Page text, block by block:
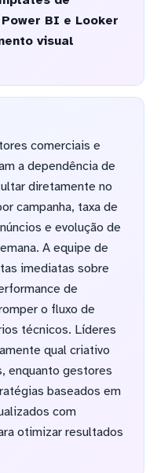
BI e Looker
visual
comerciais e
a dependência de
diretamente no
campanha, taxa de
e evolução de
A equipe de
imediatas sobre
de
o fluxo de
técnicos. Líderes
qual criativo
enquanto gestores
baseados em
com
otimizar resultados